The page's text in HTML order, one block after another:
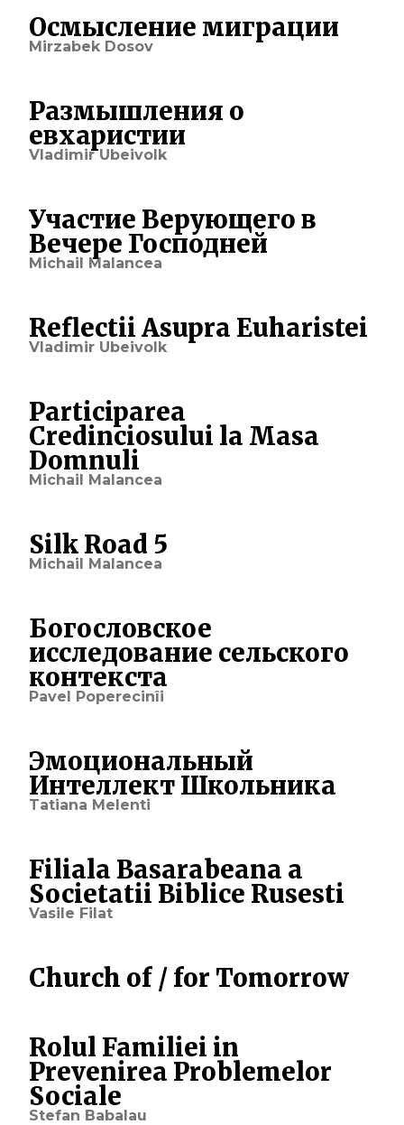
Осмысление миграции
Mirzabek Dosov
Размышления о
евхаристии
Vladimir Ubeivolk
Участие Верующего в
Вечере Господней
Michail Malancea
Reflectii Asupra Euharistei
Vladimir Ubeivolk
Participarea
Credinciosului la Masa
Domnuli
Michail Malancea
Silk Road 5
Michail Malancea
Богословское
исследование сельского
контекста
Pavel Poperecinîi
Эмоциональный
Интеллект Школьника
Tatiana Melenti
Filiala Basarabeana a
Societatii Biblice Rusesti
Vasile Filat
Church of / for Tomorrow
Rolul Familiei in
Prevenirea Problemelor
Sociale
Stefan Babalau